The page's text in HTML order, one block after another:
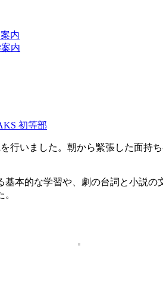
内
内
初等部
行いました。朝から緊張した面持
基本的な学習や、劇の台詞と小説